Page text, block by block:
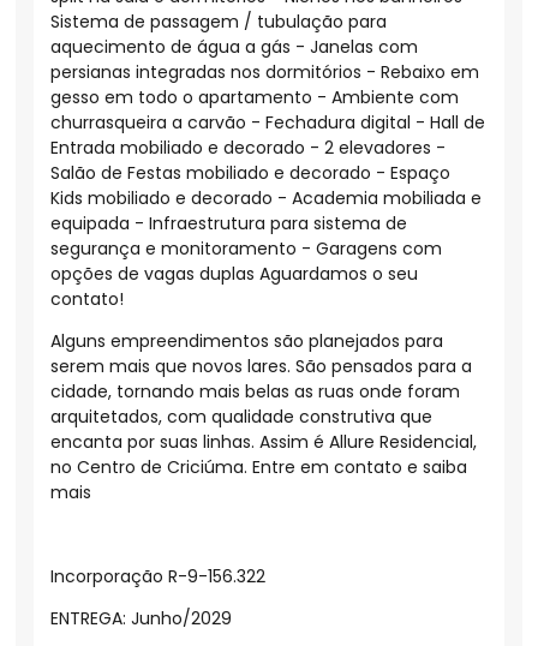
Sistema de passagem / tubulação para
aquecimento de água a gás - Janelas com
persianas integradas nos dormitórios - Rebaixo em
gesso em todo o apartamento - Ambiente com
churrasqueira a carvão - Fechadura digital - Hall de
Entrada mobiliado e decorado - 2 elevadores -
Salão de Festas mobiliado e decorado - Espaço
Kids mobiliado e decorado - Academia mobiliada e
equipada - Infraestrutura para sistema de
segurança e monitoramento - Garagens com
opções de vagas duplas Aguardamos o seu
contato!
Alguns empreendimentos são planejados para
serem mais que novos lares. São pensados para a
cidade, tornando mais belas as ruas onde foram
arquitetados, com qualidade construtiva que
encanta por suas linhas. Assim é Allure Residencial,
no Centro de Criciúma. Entre em contato e saiba
mais
Incorporação R-9-156.322
ENTREGA: Junho/2029